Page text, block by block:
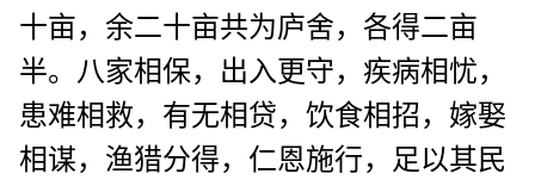
十亩，余二十亩共为庐舍，各得二亩
半。八家相保，出入更守，疾病相忧，
患难相救，有无相贷，饮食相招，嫁娶
相谋，渔猎分得，仁恩施行，足以其民